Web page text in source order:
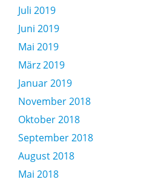
Juli 2019
Juni 2019
Mai 2019
März 2019
Januar 2019
November 2018
Oktober 2018
September 2018
August 2018
Mai 2018